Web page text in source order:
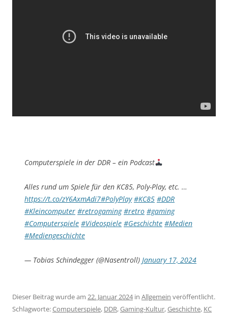
Computerspiele in der DDR – ein Podcast
Alles rund um Spiele für den KC85, Poly-Play, etc. …
https://t.co/zY6AxmAdi7#PolyPlay #KC85 #DDR
#Kleincomputer #retrogaming #retro #gaming
#Computerspiele #Videospiele #Geschichte #Medien
#Mediengeschichte
— Tobias Schindegger (@Nasentroll) January 17, 2024
Dieser Beitrag wurde am 22. Januar 2024in Allgemein veröffentlicht.
Schlagworte:Computerspiele, DDR,Gaming-Kultur,Geschichte, KC